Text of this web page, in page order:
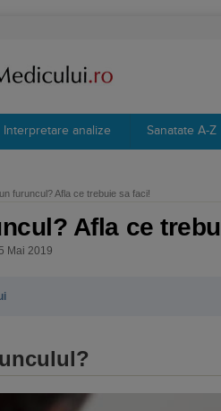
Interpretare analize Sanatate A-Z
furuncul? Afla ce trebuie sa faci!
Afla ce
Mai 2019